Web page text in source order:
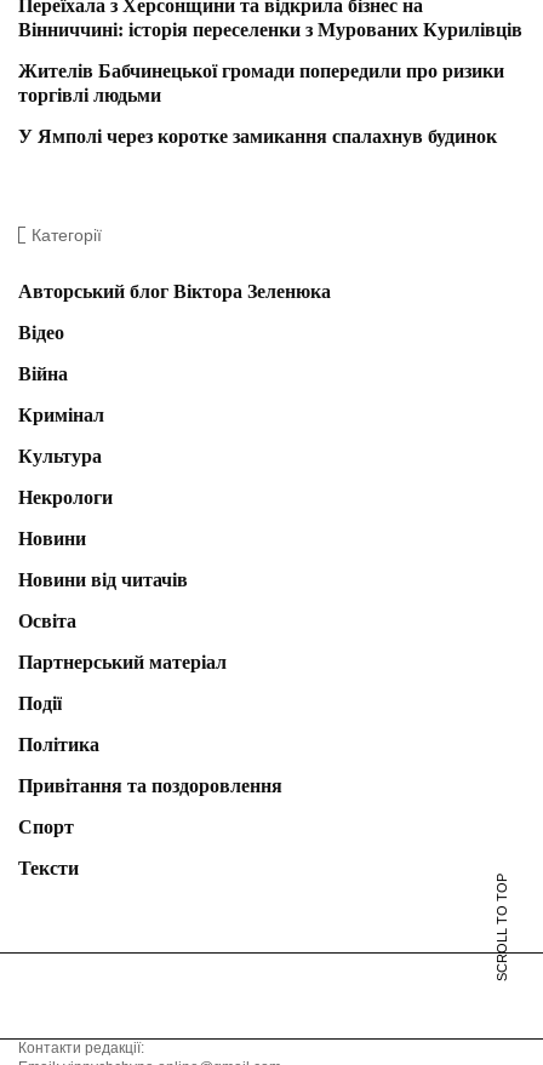
Переїхала з Херсонщини та відкрила бізнес на
Вінниччині: історія переселенки з Мурованих Курилівців
Жителів Бабчинецької громади попередили про ризики
торгівлі людьми
У Ямполі через коротке замикання спалахнув будинок
Категорії
Авторський блог Віктора Зеленюка
Відео
Війна
Кримінал
Культура
Некрологи
Новини
Новини від читачів
Освіта
Партнерський матеріал
Події
Політика
Привітання та поздоровлення
Спорт
Тексти
SCROLL TO TOP
Контакти редакції: